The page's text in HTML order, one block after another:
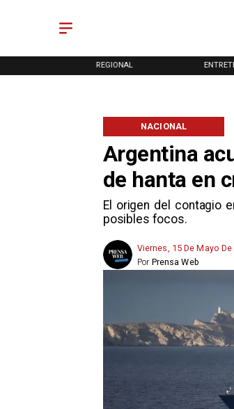
REGIONAL
Argentina
de hanta en
El origen del contagio
posibles focos.
NACIONAL
Viernes, 15 De Mayo
Prensa Web
Por